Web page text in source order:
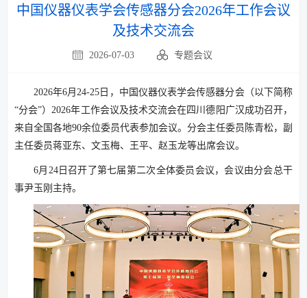
中国仪器仪表学会传感器分会2026年工作会议
及技术交流会
2026-07-03 专题会议
2026年6月24-25日，中国仪器仪表学会传感器分会（以下简称
“分会”）2026年工作会议及技术交流会在四川德阳广汉成功召开，
来自全国各地90余位委员代表参加会议。分会主任委员陈青松，副
主任委员蒋亚东、文玉梅、王平、赵玉龙等出席会议。
6月24日召开了第七届第二次全体委员会议，会议由分会总干
事尹玉刚主持。